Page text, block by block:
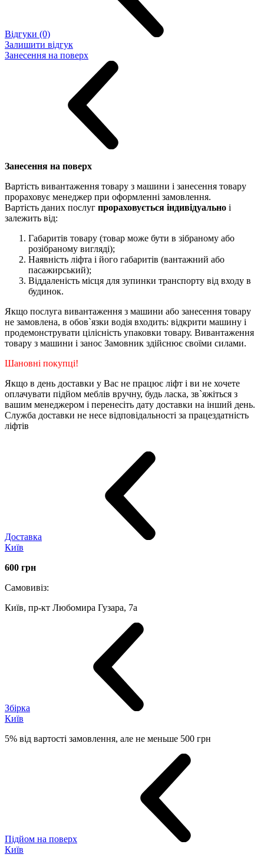
Відгуки (0)
Залишити відгук
Занесення на поверх
Занесення на поверх
Вартість вивантаження товару з машини і занесення товару
прораховує менеджер при оформленні замовлення.
Вартість даних послуг прораховується індивідуально і
залежить від:
Габаритів товару (товар може бути в зібраному або
розібраному вигляді);
Наявність ліфта і його габаритів (вантажний або
пасажирський);
Віддаленість місця для зупинки транспорту від входу в
будинок.
Якщо послуга вивантаження з машини або занесення товару
не замовлена, в обов`язки водія входить: відкрити машину і
продемонструвати цілісність упаковки товару. Вивантаження
товару з машини і занос Замовник здійснює своїми силами.
Шановні покупці!
Якщо в день доставки у Вас не працює ліфт і ви не хочете
оплачувати підйом меблів вручну, будь ласка, зв`яжіться з
вашим менеджером і перенесіть дату доставки на інший день.
Служба доставки не несе відповідальності за працездатність
ліфтів
Доставка
Київ
600 грн
Самовивіз:
Київ, пр-кт Любомира Гузара, 7а
Збірка
Київ
5% від вартості замовлення, але не меньше 500 грн
Підйом на поверх
Київ